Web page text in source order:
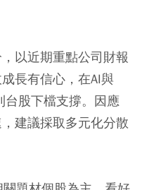
以近期重點公司財報
長有信心，在AI與
台股下檔支撐。因應
建議採取多元化分散